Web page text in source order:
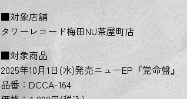
■対象店舗
タワーレコード梅田NU茶屋町店
■対象商品
2025年10月1日(水)発売ニューEP『覚命盤』
品番：DCCA-164